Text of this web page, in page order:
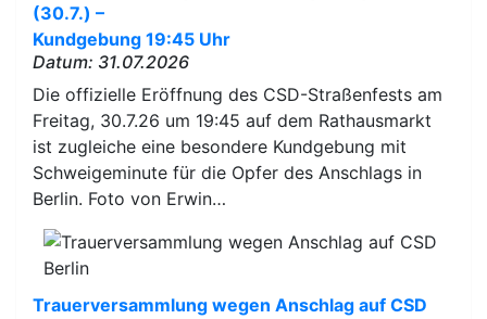
(30.7.) –
Kundgebung 19:45 Uhr
Datum: 31.07.2026
Die offizielle Eröffnung des CSD-Straßenfests am
Freitag, 30.7.26 um 19:45 auf dem Rathausmarkt
ist zugleiche eine besondere Kundgebung mit
Schweigeminute für die Opfer des Anschlags in
Berlin. Foto von Erwin…
Trauerversammlung wegen Anschlag auf CSD